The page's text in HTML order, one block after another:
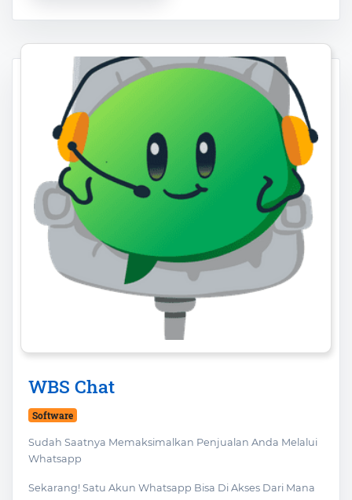
WBS Chat
Software
Sudah Saatnya Memaksimalkan Penjualan Anda Melalui
Whatsapp
Sekarang! Satu Akun Whatsapp Bisa Di Akses Dari Mana